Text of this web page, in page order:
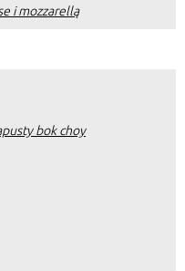
i mozzarellą
bok choy